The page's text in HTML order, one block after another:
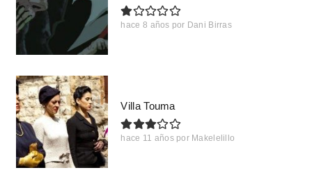
hace 8 años por Dani Birras
Villa Touma
hace 11 años por Makelelillo